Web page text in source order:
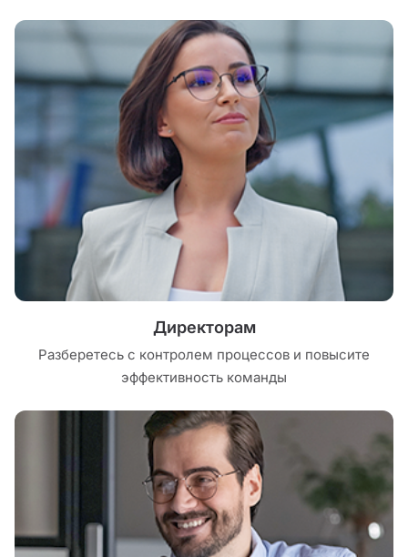
Директорам
Разберетесь с контролем процессов и повысите
эффективность команды